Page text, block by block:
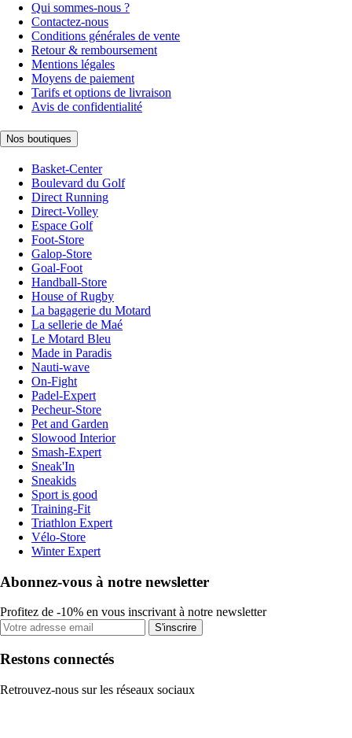
Qui sommes-nous ?
Contactez-nous
Conditions générales de vente
Retour & remboursement
Mentions légales
Moyens de paiement
Tarifs et options de livraison
Avis de confidentialité
Nos boutiques
Basket-Center
Boulevard du Golf
Direct Running
Direct-Volley
Espace Golf
Foot-Store
Galop-Store
Goal-Foot
Handball-Store
House of Rugby
La bagagerie du Motard
La sellerie de Maé
Le Motard Bleu
Made in Paradis
Nauti-wave
On-Fight
Padel-Expert
Pecheur-Store
Pet and Garden
Slowood Interior
Smash-Expert
Sneak'In
Sneakids
Sport is good
Training-Fit
Triathlon Expert
Vélo-Store
Winter Expert
Abonnez-vous à notre newsletter
Profitez de -10% en vous inscrivant à notre newsletter
S'inscrire
Restons connectés
Retrouvez-nous sur les réseaux sociaux